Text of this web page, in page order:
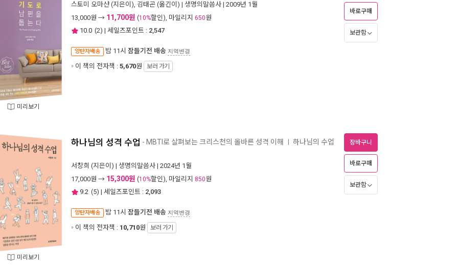
미리보기
스토미 오마샨(지은이), 김태곤 (옮긴이) | 생명의말씀사 | 2009년 1월
13,000원 → 11,700원 (10%할인), 마일리지 650원
10.0 (2) | 세일즈포인트 : 2,547
양탄자배송 밤 11시 잠들기전 배송 지역변경
이 책의 전자책 : 5,670원 보러 가기
바로구매
보관함
미리보기
하나님의 성격 수업 - MBTI로 살펴보는 크리스천의 올바른 성격 이해 하나님의 수업
서창희 (지은이) | 생명의말씀사 | 2024년 1월
17,000원 → 15,300원 (10%할인), 마일리지 850원
9.2 (5) | 세일즈포인트 : 2,093
양탄자배송 밤 11시 잠들기전 배송 지역변경
이 책의 전자책 : 10,710원 보러 가기
장바구니
바로구매
보관함